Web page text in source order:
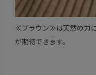
≪ブラウン≫は天然の力
が期待できます。